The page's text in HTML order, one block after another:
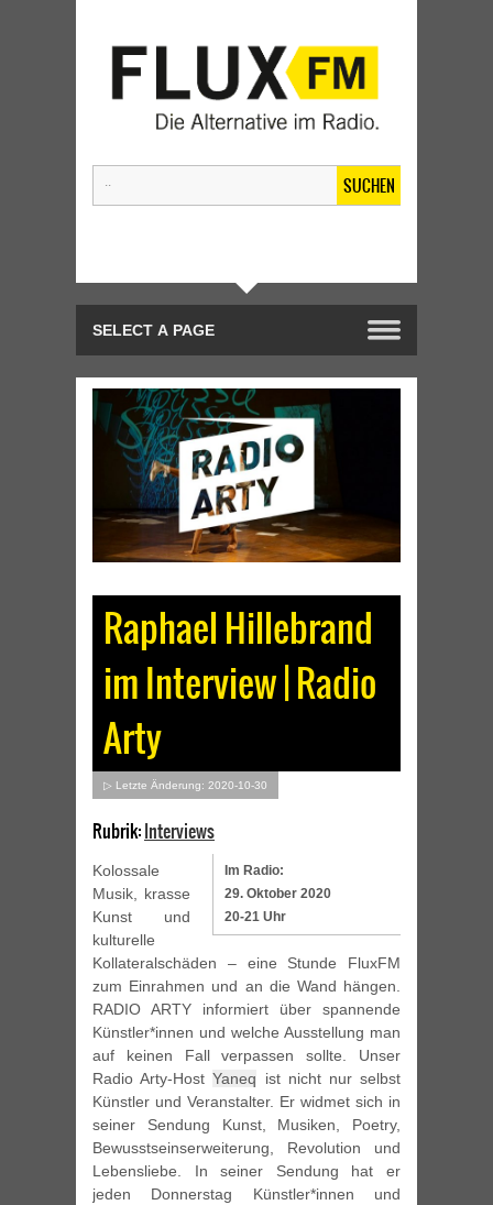
SUCHEN
Raphael Hillebrand
im Interview | Radio
Arty
▷ Letzte Änderung: 2020-10-30
Rubrik:Interviews
Im Radio:
29. Oktober 2020
20-21 Uhr
Kolossale
Musik, krasse
Kunst und
kulturelle
Kollateralschäden – eine Stunde FluxFM
zum Einrahmen und an die Wand hängen.
RADIO ARTY informiert über spannende
Künstler*innen und welche Ausstellung man
auf keinen Fall verpassen sollte. Unser
Radio Arty-HostYaneq ist nicht nur selbst
Künstler und Veranstalter. Er widmet sich in
seiner Sendung Kunst, Musiken, Poetry,
Bewusstseinserweiterung, Revolution und
Lebensliebe. In seiner Sendung hat er
jeden Donnerstag Künstler*innen und